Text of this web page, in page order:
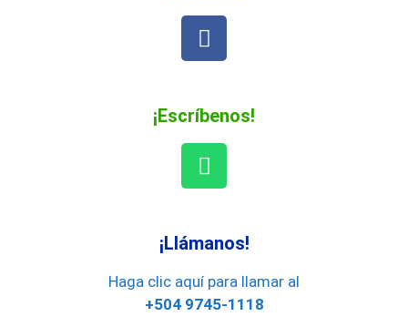
¡Escríbenos!
¡Llámanos!
Haga clic aquí para llamar al
+504 9745-1118